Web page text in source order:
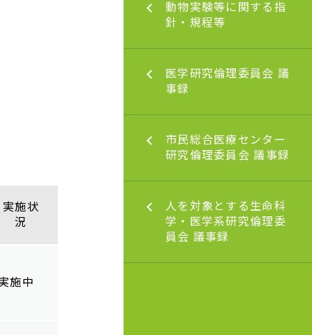
実施状
況
施中
ステム）
て（市民総合医療
動物実験等に関する指
針・規程等
医学研究倫理委員会 議
事録
市民総合医療センター
研究倫理委員会 議事録
人を対象とする生命科
学・医学系研究倫理委
員会 議事録
とする生命科学・
究倫理委員会 議事